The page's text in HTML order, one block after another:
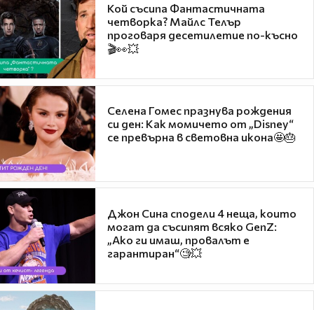
Кой съсипа Фантастичната
четворка? Майлс Телър
проговаря десетилетие по-късно
🎬👀💥
Селена Гомес празнува рождения
си ден: Как момичето от „Disney“
се превърна в световна икона🤩🎂
Джон Сина сподели 4 неща, които
могат да съсипят всяко GenZ:
„Ако ги имаш, провалът е
гарантиран“🧐💥